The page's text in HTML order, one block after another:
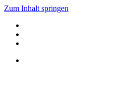
Zum Inhalt springen